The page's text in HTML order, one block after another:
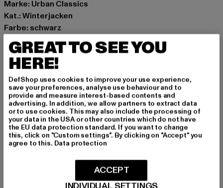
Marke: Urban Classics
Kat.: Winterjacken
Farbe: schwarz
Hersteller Farbe: black
Materialzusammensetzung: 100% Nylon
Art.Nr: TB7585-00007
Hersteller: TB International GmbH |info@tbint.de
Dr.-Robert-Murjahn-Straße 7 | 64372 Ober-Ramstadt |
DE
GRÖSSE & PASSFORM
GREAT TO SEE YOU
HERE!
DefShop uses cookies to improve your use experience,
save your preferences, analyse use behaviour and to
provide and measure interest-based contents and
advertising. In addition, we allow partners to extract data
or to use cookies. This may also include the processing of
your data in the USA or other countries which do not have
the EU data protection standard. If you want to change
this, click on "Custom settings". By clicking on "Accept" you
agree to this. Data protection
ACCEPT